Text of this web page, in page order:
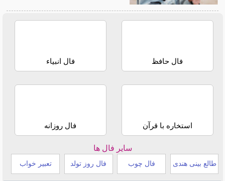
فال حافظ فال انبیاء
استخاره با قرآن فال روزانه
سایر فال ها
طالع بینی هندی فال چوب فال روز تولد تعبیر خواب